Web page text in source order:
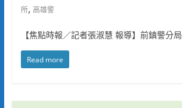
所, 高雄警
【焦點時報／記者張淑慧 報導】前鎮警分局
Read more